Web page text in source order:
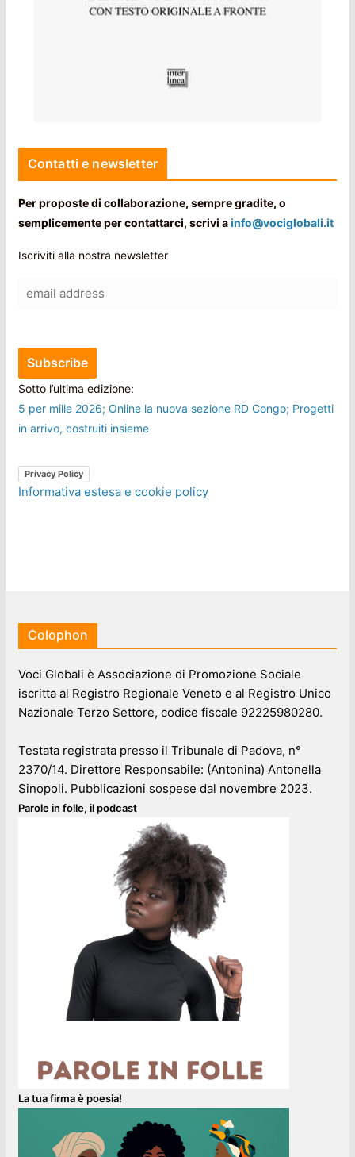
Contatti e newsletter
Per proposte di collaborazione, sempre gradite, o
semplicemente per contattarci, scrivi ainfo@vociglobali.it
Iscriviti alla nostra newsletter
Sotto l’ultima edizione:
5 per mille 2026; Online la nuova sezione RD Congo; Progetti
in arrivo, costruiti insieme
Privacy Policy
Informativa estesa e cookie policy
Colophon
Voci Globali è Associazione di Promozione Sociale
iscritta al Registro Regionale Veneto e al Registro Unico
Nazionale Terzo Settore, codice fiscale 92225980280.
Testata registrata presso il Tribunale di Padova, n°
2370/14. Direttore Responsabile: (Antonina) Antonella
Sinopoli. Pubblicazioni sospese dal novembre 2023.
Parole in folle, il podcast
La tua firma è poesia!